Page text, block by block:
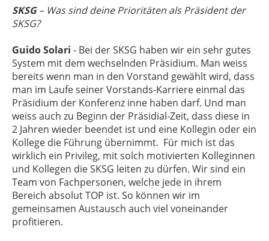
SKSG– Was sind deine Prioritäten als Präsident der
SKSG?
Guido Solari - Bei der SKSG haben wir ein sehr gutes
System mit dem wechselnden Präsidium. Man weiss
bereits wenn man in den Vorstand gewählt wird, dass
man im Laufe seiner Vorstands-Karriere einmal das
Präsidium der Konferenz inne haben darf. Und man
weiss auch zu Beginn der Präsidial-Zeit, dass diese in
2 Jahren wieder beendet ist und eine Kollegin oder ein
Kollege die Führung übernimmt. Für mich ist das
wirklich ein Privileg, mit solch motivierten Kolleginnen
und Kollegen die SKSG leiten zu dürfen. Wir sind ein
Team von Fachpersonen, welche jede in ihrem
Bereich absolut TOP ist. So können wir im
gemeinsamen Austausch auch viel voneinander
profitieren.